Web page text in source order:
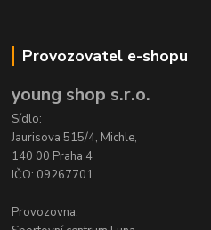
Provozovatel e-shopu
young shop s.r.o.
Sídlo:
Jaurisova 515/4, Michle,
140 00 Praha 4
IČO: 09267701
Provozovna: